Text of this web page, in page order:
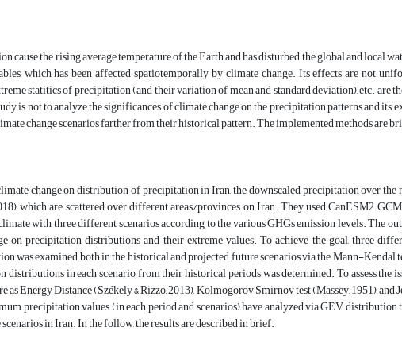
cause the rising average temperature of the Earth and has disturbed the global and local
which has been affected spatiotemporally by climate change. Its effects are not
statitics of precipitation (and their variation of mean and standard deviation), etc. are
is not to analyze the significances of climate change on the precipitation patterns and its
change scenarios farther from their historical pattern. The implemented methods are
change on distribution of precipitation in Iran, the downscaled precipitation over
which are scattered over different areas/provinces on Iran. They used CanESM2
with three different scenarios according to the various GHGs emission levels. The
on precipitation distributions and their extreme values. To achieve the goal, three
was examined both in the historical and projected future scenarios via the Mann-Kendal
in each scenario from their historical periods was determined. To assess the
as Energy Distance (Székely & Rizzo, 2013), Kolmogorov Smirnov test (Massey, 1951),
precipitation values (in each period and scenarios) have analyzed via GEV
in Iran. In the follow, the results are described in brief.